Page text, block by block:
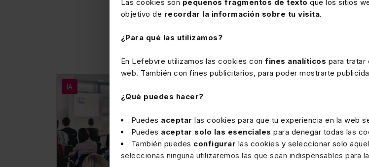
Las cookies son pequeños fragmentos de texto que los sitios
objetivo de recordar la información sobre tu visita.
¿Para qué las utilizamos?
En Lefebvre utilizamos las cookies con fines analíticos para tratar
web. También con fines publicitarios, para poder mostrarte
¿Qué puedes hacer?
Puedes aceptar las cookies para que tu experiencia en la web
Puedes aceptar solo las esenciales para denegar todas las
También puedes configurar las cookies y seleccionar solo
seleccionas ninguna utilizaremos las que sean indispensables para
Todas sus aulas
Echa un vistazo a las aulas abiertas que imparte Víctor
IA